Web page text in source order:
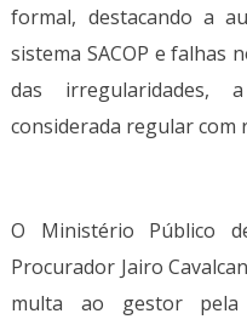
formal, destacando a
sistema SACOP e falhas
das irregularidades,
considerada regular com
O Ministério Público
Procurador Jairo
multa ao gestor